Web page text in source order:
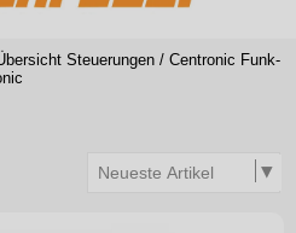
Steuerungen / Centronic Funk-